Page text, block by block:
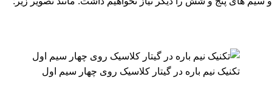
تکنیک نیم باره در گیتار کلاسیک روی چهار سیم اول